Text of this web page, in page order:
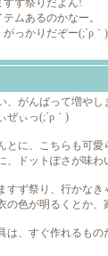
すず祭りだよん!
ムあるのかなー。
っかりだぞー(;´ρ｀)
、がんばって増やし
ぜぃっ(;´ρ｀)
とに、こちらも可愛
、ドットぽさが味わ
すず祭り、行かなき
の色が明るくとか、
は、すぐ作れるもの